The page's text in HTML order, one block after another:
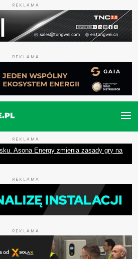
REKLAMA
REKLAMA
REKLAMA
Asona Energy zmienia zasady gry na
REKLAMA
REKLAMA